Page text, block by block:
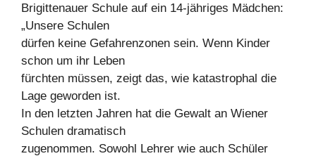
Brigittenauer Schule auf ein 14-jähriges Mädchen:
„Unsere Schulen
dürfen keine Gefahrenzonen sein. Wenn Kinder
schon um ihr Leben
fürchten müssen, zeigt das, wie katastrophal die
Lage geworden ist.
In den letzten Jahren hat die Gewalt an Wiener
Schulen dramatisch
zugenommen. Sowohl Lehrer wie auch Schüler